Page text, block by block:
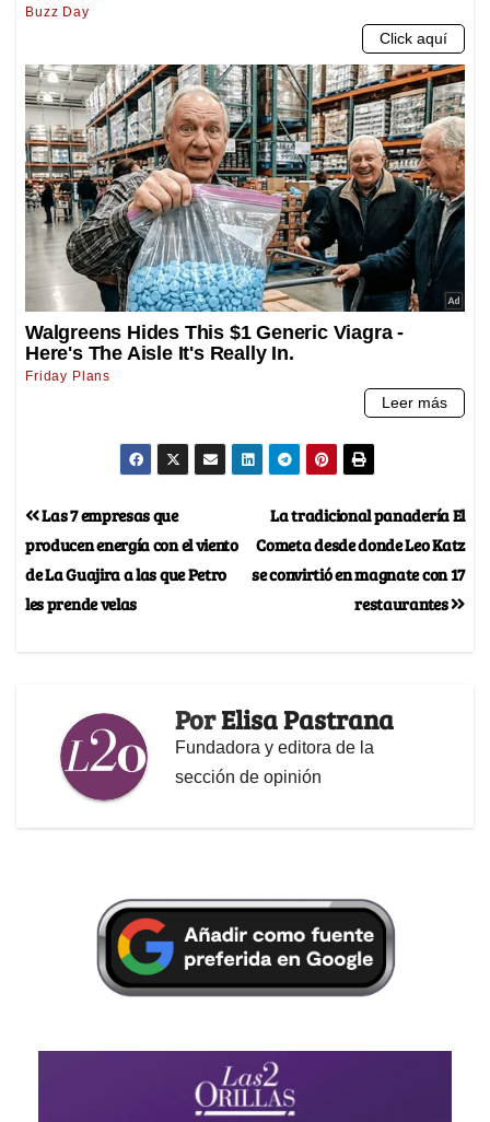
La tradicional panadería El
Cometa desde donde Leo Katz
se convirtió en magnate con 17
restaurantes
Las 7 empresas que
producen energía con el viento
de La Guajira a las que Petro
les prende velas
PorElisa Pastrana
Fundadora y editora de la
sección de opinión